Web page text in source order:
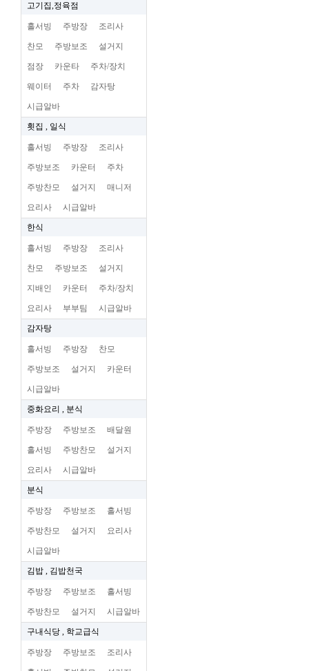
고기집,정육점
홀서빙 주방장 조리사
찬모 주방보조 설거지
점장 카운타 주차/장치
웨이터 주차 감자탕
시급알바
횟집 , 일식
홀서빙 주방장 조리사
주방보조 카운터 주차
주방찬모 설거지 매니저
요리사 시급알바
한식
홀서빙 주방장 조리사
찬모 주방보조 설거지
지배인 카운터 주차/장치
요리사 부부팀 시급알바
감자탕
홀서빙 주방장 찬모
주방보조 설거지 카운터
시급알바
중화요리 , 분식
주방장 주방보조 배달원
홀서빙 주방찬모 설거지
요리사 시급알바
분식
주방장 주방보조 홀서빙
주방찬모 설거지 요리사
시급알바
김밥 , 김밥천국
주방장 주방보조 홀서빙
주방찬모 설거지 시급알바
구내식당 , 학교급식
주방장 주방보조 조리사